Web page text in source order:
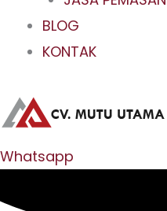
BLOG
KONTAK
Whatsapp